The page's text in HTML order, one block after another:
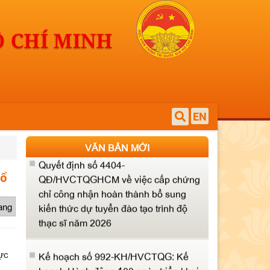
EN
VĂN BẢN MỚI
về kết quả xét bổ nhiệm lại, công
nhận và bổ nhiệm chức danh giáo sư,
phó giáo sư Học viện
Quyết định số 4404-
QĐ/HVCTQGHCM về việc cấp chứng
chỉ công nhận hoàn thành bổ sung
kiến thức dự tuyển đào tạo trình độ
thạc sĩ năm 2026
Kế hoạch số 992-KH/HVCTQG: Kế
hoạch Hành động 100 ngày triển khai
thực hiện Nghị quyết số 57-NQ/TW
của Bộ Chính trị về phát triển khoa